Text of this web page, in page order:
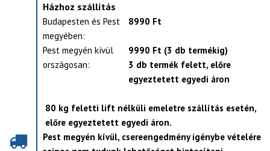
Házhoz szállítás
Budapesten és Pest
megyében:
8990 Ft
Pest megyén kívül
országosan:
9990 Ft (3 db termékig)
3 db termék felett, előre
egyeztetett egyedi áron
80 kg feletti lift nélküli emeletre szállítás esetén,
előre egyeztetett egyedi áron.
Pest megyén kívül, csereengedmény igénybe vételére